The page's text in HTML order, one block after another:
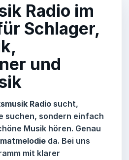
Radio im
Schlager,
und
Radio sucht,
suchen, sondern einfach
Musik hören. Genau
da. Bei uns
mit klarer